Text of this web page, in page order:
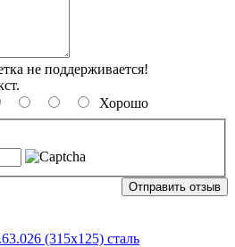
не поддерживается!
Хорошо
Отправить отзыв